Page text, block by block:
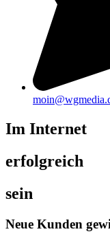
Im Internet
erfolgreich
sein
Neue Kunden